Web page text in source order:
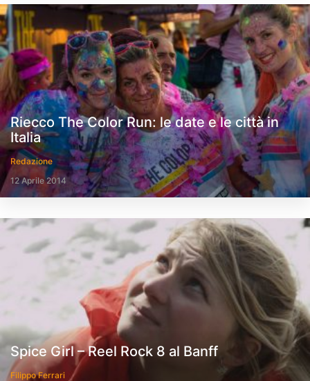
Riecco The Color Run: le date e le città in
Italia
Redazione
12 Aprile 2014
Spice Girl – Reel Rock 8 al Banff
Filippo Ferrari